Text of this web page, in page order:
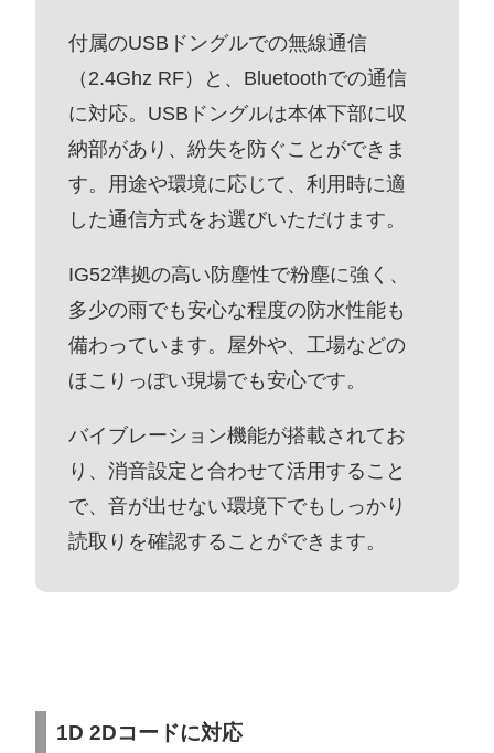
付属のUSBドングルでの無線通信
（2.4Ghz RF）と、Bluetoothでの通信
に対応。USBドングルは本体下部に収
納部があり、紛失を防ぐことができま
す。用途や環境に応じて、利用時に適
した通信方式をお選びいただけます。
IG52準拠の高い防塵性で粉塵に強く、
多少の雨でも安心な程度の防水性能も
備わっています。屋外や、工場などの
ほこりっぽい現場でも安心です。
バイブレーション機能が搭載されてお
り、消音設定と合わせて活用すること
で、音が出せない環境下でもしっかり
読取りを確認することができます。
1D 2Dコードに対応